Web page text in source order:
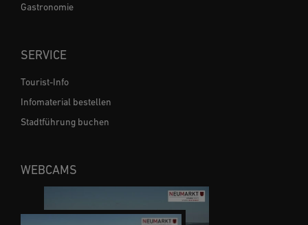
Gastronomie
SERVICE
Tourist-Info
Infomaterial bestellen
Stadtführung buchen
WEBCAMS